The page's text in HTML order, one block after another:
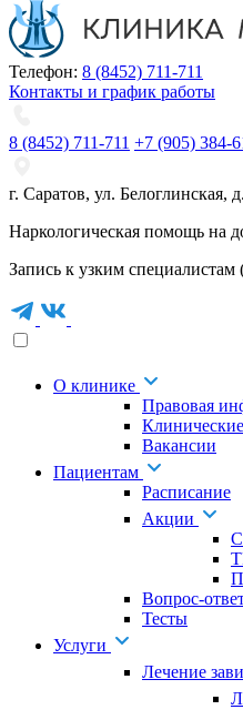
Телефон: 8 (8452) 711-711
Контакты и график работы
8 (8452) 711-711 +7 (905) 384-
г. Саратов, ул. Белоглинская,
Наркологическая помощь на
Запись к узким специалистам
О клинике
Правовая
Вакансии
Пациентам
Расписание
Акции
Вопрос-
Тесты
Услуги
Лечение